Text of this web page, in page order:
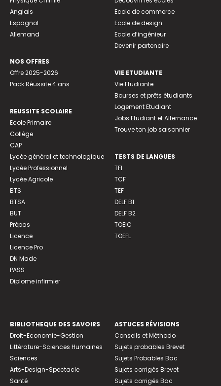
Anglais
Espagnol
Allemand
NOS OFFRES
Offre 2025-2026
Pack Réussite 4 ans
REUSSITE SCOLAIRE
Ecole Primaire
Collège
CAP
Lycée général et technologique
Lycée Professionnel
Lycée Agricole
BTS
BTSA
BUT
Prépas
Licence
Licence Pro
DN Made
PASS
Diplome infirmier
Ecole de commerce
Ecole de design
Ecole d’ingénieur
Devenir partenaire
VIE ETUDIANTE
Vie Etudiante
Bourses et prêts étudiants
Logement Etudiant
Jobs Etudiant et Alternance
Trouve ton job saisonnier
TESTS DE LANGUES
TFI
TCF
TEF
DELF B1
DELF B2
TOEIC
TOEFL
BIBLIOTHEQUE DES SAVOIRS
Droit-Economie-Gestion
Littérature-Sciences Humaines
Sciences
Arts-Design-Spectacle
Santé
ASTUCES RÉVISIONS
Conseils et Méthodo
Sujets probables Brevet
Sujets Probables Bac
Sujets corrigés Brevet
Sujets corrigés Bac